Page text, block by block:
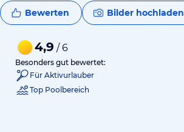
Bewerten Bilder hochladen
4,9 / 6
Besonders gut bewertet:
Für Aktivurlauber
Top Poolbereich